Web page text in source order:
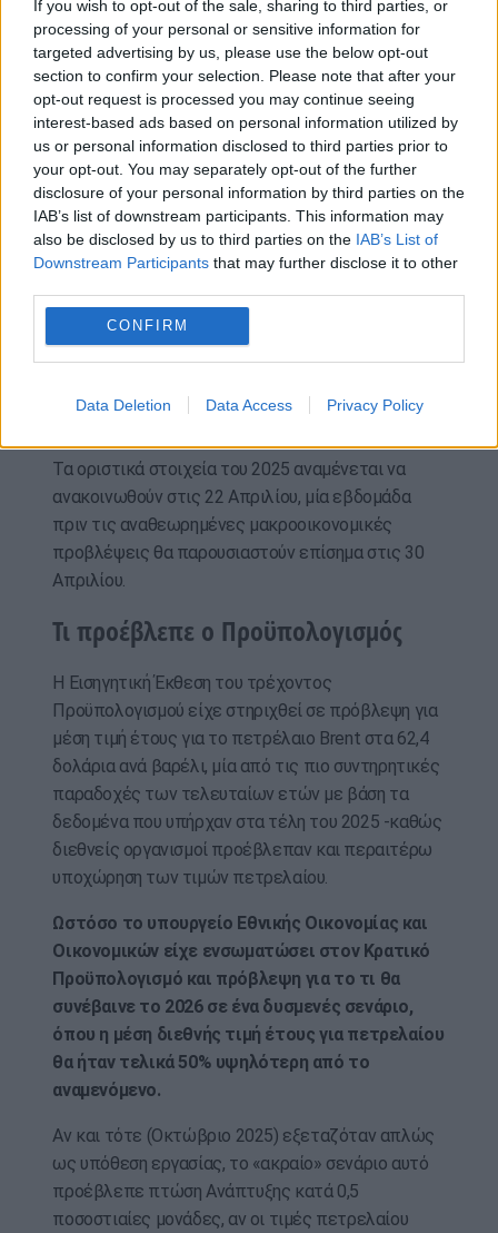
If you wish to opt-out of the sale, sharing to third parties, or
processing of your personal or sensitive information for
targeted advertising by us, please use the below opt-out
section to confirm your selection. Please note that after your
opt-out request is processed you may continue seeing
interest-based ads based on personal information utilized by
us or personal information disclosed to third parties prior to
your opt-out. You may separately opt-out of the further
disclosure of your personal information by third parties on the
IAB’s list of downstream participants. This information may
also be disclosed by us to third parties on the IAB’s List of
Downstream Participants that may further disclose it to other
CONFIRM
Data Deletion Data Access Privacy Policy
επικαλούμενη τις διαταραχές στις αγορές
ενέργειας και τις παγκόσμιες αλυσίδες
εφοδιασμού λόγω πολέμου και ενεργειακής
κρίσης.
Παρά την επιδείνωση των προβλέψεων, όπως
τόνιζε στην Έκθεσή του ο Διοικητής της ΤτΕ
Γιάννης Στουρνάρας, η ελληνική οικονομία
παραμένει σε καλύτερη θέση, όχι μόνο συγκριτικά
με άλλες χώρες, αλλά και σε σχέση με το
στο 4,4% ΑΕΠ για το 2025 -και συνολικά
πλεονασματικό προϋπολογισμό για δεύτερο
συνεχόμενο έτος- με ταυτόχρονη μείωση του
δημοσίου χρέους στο 146% του ΑΕΠ — το
Τα οριστικά στοιχεία του 2025 αναμένεται να
ανακοινωθούν στις 22 Απριλίου, μία εβδομάδα
πριν τις αναθεωρημένες μακροοικονομικές
προβλέψεις θα παρουσιαστούν επίσημα στις 30
Απριλίου.
Τι προέβλεπε ο Προϋπολογισμός
Η Εισηγητική Έκθεση του τρέχοντος
Προϋπολογισμού είχε στηριχθεί σε πρόβλεψη για
μέση τιμή έτους για το πετρέλαιο Brent στα 62,4
δολάρια ανά βαρέλι, μία από τις πιο συντηρητικές
παραδοχές των τελευταίων ετών με βάση τα
δεδομένα που υπήρχαν στα τέλη του 2025 -καθώς
διεθνείς οργανισμοί προέβλεπαν και περαιτέρω
υποχώρηση των τιμών πετρελαίου.
Ωστόσο το υπουργείο Εθνικής Οικονομίας και
Οικονομικών είχε ενσωματώσει στον Κρατικό
Προϋπολογισμό και πρόβλεψη για το τι θα
συνέβαινε το 2026 σε ένα δυσμενές σενάριο,
όπου η μέση διεθνής τιμή έτους για πετρελαίου
θα ήταν τελικά 50% υψηλότερη από το
αναμενόμενο.
Αν και τότε (Οκτώβριο 2025) εξεταζόταν απλώς
ως υπόθεση εργασίας, το «ακραίο» σενάριο αυτό
προέβλεπε πτώση Ανάπτυξης κατά 0,5
ποσοστιαίες μονάδες, αν οι τιμές πετρελαίου